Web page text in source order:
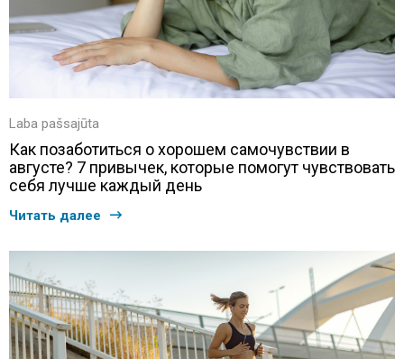
Laba pašsajūta
Как позаботиться о хорошем самочувствии в
августе? 7 привычек, которые помогут чувствовать
себя лучше каждый день
Читать далее